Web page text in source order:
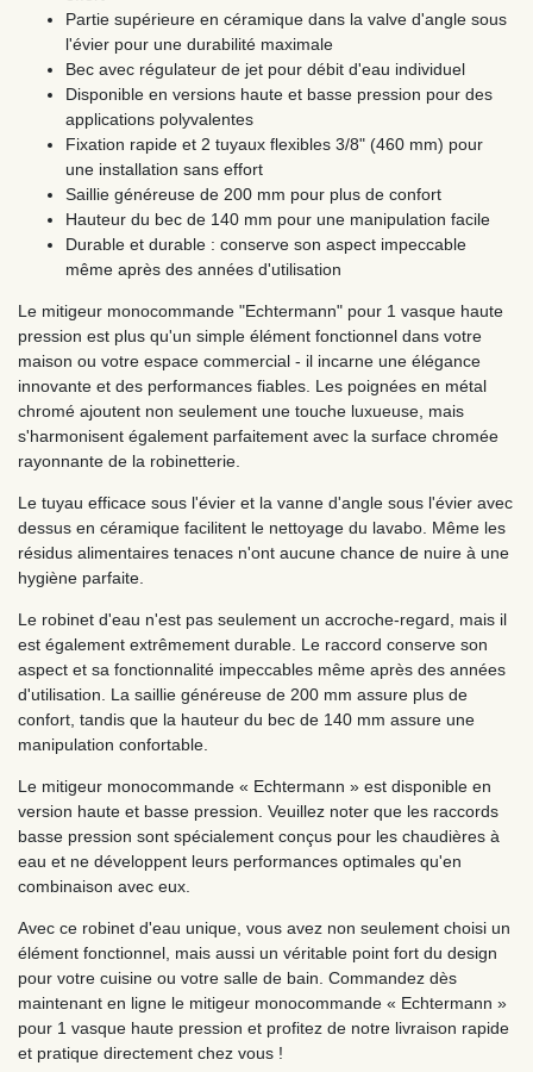
Partie supérieure en céramique dans la valve d'angle sous
l'évier pour une durabilité maximale
Bec avec régulateur de jet pour débit d'eau individuel
Disponible en versions haute et basse pression pour des
applications polyvalentes
Fixation rapide et 2 tuyaux flexibles 3/8" (460 mm) pour
une installation sans effort
Saillie généreuse de 200 mm pour plus de confort
Hauteur du bec de 140 mm pour une manipulation facile
Durable et durable : conserve son aspect impeccable
même après des années d'utilisation
Le mitigeur monocommande "Echtermann" pour 1 vasque haute
pression est plus qu'un simple élément fonctionnel dans votre
maison ou votre espace commercial - il incarne une élégance
innovante et des performances fiables. Les poignées en métal
chromé ajoutent non seulement une touche luxueuse, mais
s'harmonisent également parfaitement avec la surface chromée
rayonnante de la robinetterie.
Le tuyau efficace sous l'évier et la vanne d'angle sous l'évier avec
dessus en céramique facilitent le nettoyage du lavabo. Même les
résidus alimentaires tenaces n'ont aucune chance de nuire à une
hygiène parfaite.
Le robinet d'eau n'est pas seulement un accroche-regard, mais il
est également extrêmement durable. Le raccord conserve son
aspect et sa fonctionnalité impeccables même après des années
d'utilisation. La saillie généreuse de 200 mm assure plus de
confort, tandis que la hauteur du bec de 140 mm assure une
manipulation confortable.
Le mitigeur monocommande « Echtermann » est disponible en
version haute et basse pression. Veuillez noter que les raccords
basse pression sont spécialement conçus pour les chaudières à
eau et ne développent leurs performances optimales qu'en
combinaison avec eux.
Avec ce robinet d'eau unique, vous avez non seulement choisi un
élément fonctionnel, mais aussi un véritable point fort du design
pour votre cuisine ou votre salle de bain. Commandez dès
maintenant en ligne le mitigeur monocommande « Echtermann »
pour 1 vasque haute pression et profitez de notre livraison rapide
et pratique directement chez vous !